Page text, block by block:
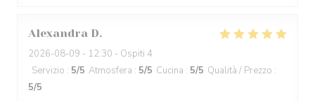
Alexandra D
2026-08-09 - 12:30 - Ospiti 4
Servizio : 5/5 Atmosfera : 5/5 Cucina : 5/5 Qualità / Prezzo :
5/5